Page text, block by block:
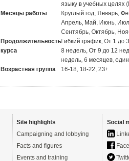
языку в учебных целях
Месяцы работы
Круглый год, Январь,
Апрель, Май, Июнь,
Сентябрь, Октябрь,
Продолжительность
курса
Гибкий график, От 1 до
8 недель, От 9 до 12
недель, 6 месяцев,
Возрастная группа
16-18, 18-22, 23+
Site highlights
Campaigning and lobbying
Facts and figures
Events and training
Social